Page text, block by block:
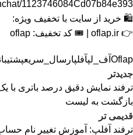
1123746084Cd07b84e393
🛍 خرید از سایت با تخفیف ویژه:
👉 oflap.ir | 🎟 کد تخفیف: oflap
Oflap آف_لپآفلپارسال_سریع
جدیدتر
ترفند نمایش دقیق درصد باتری
بازگشت به لیست
قدیمی تر
ترفند آفلپ: آموزش تغییر نام